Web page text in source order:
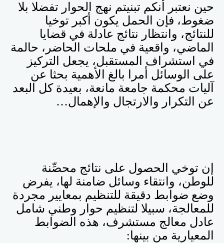
حين نعتبر أنكم تبنيتم نهج الحوار تفضلا بلا
ضغوط، فإن الحمل يكون أكبر توخيا
للنتائج، وانتظار نتائج عادلة في قضايا
الماضي، واقعية في ملحات الحاضر، حالمة
في استشراف المستقبل، يجعل التركيز
على الوسائل أمرا بالغ الأهمية بحثا عن
آليات محكمة جامعة مانعة، بعيدة كل البعد
عن التكرار والارتجال والإهمال…
إن توخي الحصول على نتائج محصِّنة
للوطن، وانتقاء وسائل ضامنة لها، يفرض
وضع ضوابط دقيقة للتنظيم بمعايير مجردة
للمعالجة، سبيلا لتنظيم حوار وطني شامل
عادل معالج مستشرف، هذه الضوابط
المعيارية من بينها: